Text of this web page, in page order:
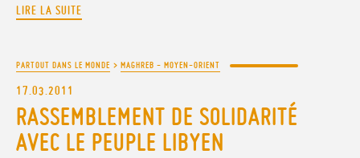
LIRE LA SUITE
PARTOUT DANS LE MONDE > MAGHREB - MOYEN-ORIENT
17.03.2011
RASSEMBLEMENT DE SOLIDARITÉ
AVEC LE PEUPLE LIBYEN